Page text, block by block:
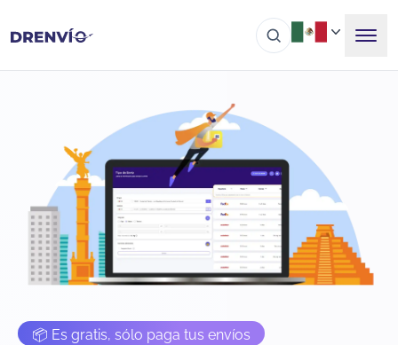
📦 Es gratis, sólo paga tus envíos